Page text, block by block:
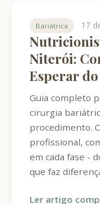
Bariátrica 17
Niterói:
Esperar
Guia completo
cirurgia
procedimento.
profissional,
em cada fase -
que faz
Ler artigo